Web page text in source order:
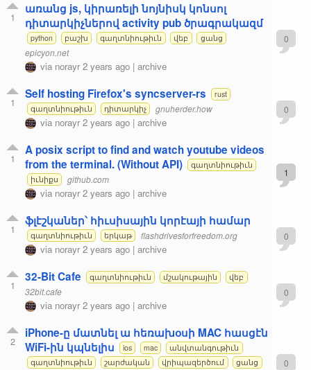
1
առանց js, կիրառելի նոյնիսկ կոնսոլ
դիտարկիչներով activity pub ծրագրակազմ
python բաշխ գաղտնիութիւն վեբ ցանց
epicyon.net
via norayr 2 years ago | archive
0
1
Self hosting Firefox's syncserver-rs
rust
գաղտնիութիւն
դիտարկիչ gnuherder.how
via norayr 2 years ago | archive
0
1
A posix script to find and watch youtube videos
from the terminal. (Without API)
գաղտնիութիւն
իւնիքս
github.com
via norayr 2 years ago | archive
1
1
ֆլէշկաներ՝ հիւսիսային կորէայի համար
գաղտնիութիւն երկաթ flashdrivesforfreedom.org
via norayr 2 years ago | archive
0
1
32-Bit Cafe գաղտնիութիւն մշակութային վեբ
32bit.cafe
via norayr 2 years ago | archive
0
2
iPhone-ը մատնել ա հեռախօսի MAC հասցէն
WiFi-ին կպնելիս
ios mac
անվտանգութիւն
գաղտնիութիւն
շարժական վրիպազերծում
ցանց
0